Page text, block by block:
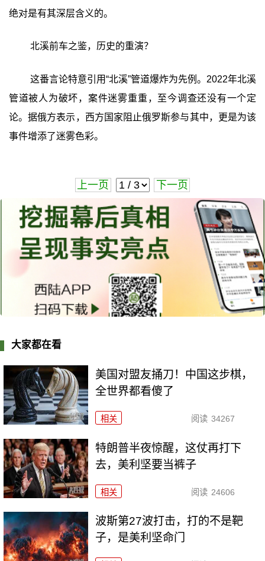
绝对是有其深层含义的。
北溪前车之鉴，历史的重演？
这番言论特意引用“北溪”管道爆炸为先例。2022年北溪
管道被人为破坏，案件迷雾重重，至今调查还没有一个定
论。据俄方表示，西方国家阻止俄罗斯参与其中，更是为该
事件增添了迷雾色彩。
上一页 下一页
大家都在看
美国对盟友捅刀！中国这步棋，
全世界都看傻了
相关 阅读 34267
特朗普半夜惊醒，这仗再打下
去，美利坚要当裤子
相关 阅读 24606
波斯第27波打击，打的不是靶
子，是美利坚命门